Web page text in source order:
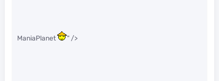
ManiaPlanet " />